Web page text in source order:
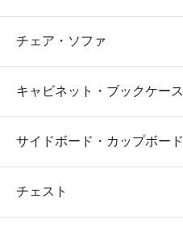
チェア・ソファ
キャビネット・ブックケース
サイドボード・カップボード
チェスト